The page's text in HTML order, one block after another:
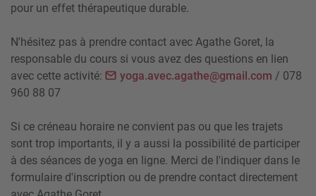
pour un effet thérapeutique durable.
N'hésitez pas à prendre contact avec Agathe Goret, la
responsable du cours si vous avez des questions en lien
avec cette activité:
yoga.avec.agathe@gmail.com / 078
960 88 07
Si ce créneau horaire ne convient pas ou que les trajets
sont trop importants, il y a aussi la possibilité de participer
à des séances de yoga en ligne. Merci de l'indiquer dans le
formulaire d'inscription ou de prendre contact directement